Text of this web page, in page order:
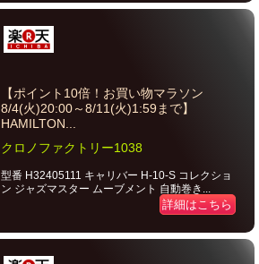
【ポイント10倍！お買い物マラソン
8/4(火)20:00～8/11(火)1:59まで】
HAMILTON...
クロノファクトリー1038
型番 H32405111 キャリバー H-10-S コレクショ
ン ジャズマスター ムーブメント 自動巻き...
詳細はこちら